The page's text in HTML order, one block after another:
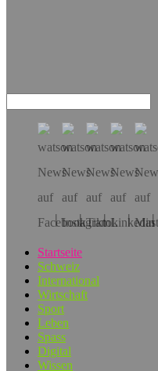
Startseite
Schweiz
International
Wirtschaft
Sport
Leben
Spass
Digital
Wissen